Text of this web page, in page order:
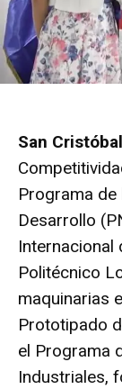
San
Programa de
Desarrollo
Internacional
Politécnico
maquinarias
Prototipado
el Programa
Industriales,